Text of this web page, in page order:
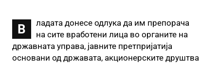
В
ладата донесе одлука да им препорача
на сите вработени лица во органите на
државната управа, јавните претпријатија
основани од државата, акционерските друштва